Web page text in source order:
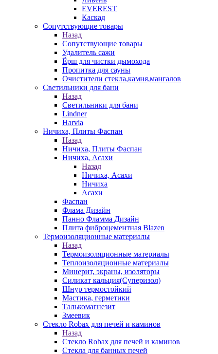
EVEREST
Каскад
Сопутствующие товары
Назад
Сопутствующие товары
Удалитель сажи
Ёрш для чистки дымохода
Пропитка для сауны
Очистители стекла,камня,мангалов
Светильники для бани
Назад
Светильники для бани
Lindner
Harvia
Ничиха, Плиты Фаспан
Назад
Ничиха, Плиты Фаспан
Ничиха, Асахи
Назад
Ничиха, Асахи
Ничиха
Асахи
Фаспан
Флама Дизайн
Панно Фламма Дизайн
Плита фиброцементная Blazen
Термоизоляционные материалы
Назад
Термоизоляционные материалы
Теплоизоляционные материалы
Минерит, экраны, изоляторы
Силикат кальция(Суперизол)
Шнур термостойкий
Мастика, герметики
Талькомагнезит
Змеевик
Стекло Robax для печей и каминов
Назад
Стекло Robax для печей и каминов
Стекла для банных печей